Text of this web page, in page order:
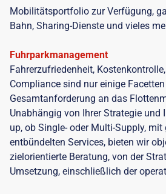
Mobilitätsportfolio zur Verfügung,
Bahn, Sharing-Dienste und vieles
Fuhrparkmanagement
Fahrerzufriedenheit,
Compliance sind nur einige
Gesamtanforderung an das
Unabhängig von Ihrer Strategie und
up, ob Single- oder Multi-Supply,
entbündelten Services, bieten wir
zielorientierte Beratung, von der
Umsetzung, einschließlich der